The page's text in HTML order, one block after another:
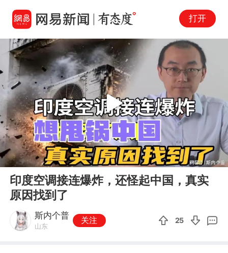
打开
00:00 13:06
Play
印度空调接连爆炸，还怪起中国，真实
原因找到了
斯内个普
山东
关注 25